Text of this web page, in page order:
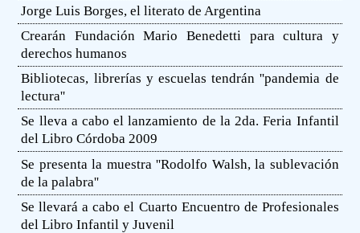
Jorge Luis Borges, el literato de Argentina
Crearán Fundación Mario Benedetti para cultura y
derechos humanos
Bibliotecas, librerías y escuelas tendrán ''pandemia de
lectura''
Se lleva a cabo el lanzamiento de la 2da. Feria Infantil
del Libro Córdoba 2009
Se presenta la muestra ''Rodolfo Walsh, la sublevación
de la palabra''
Se llevará a cabo el Cuarto Encuentro de Profesionales
del Libro Infantil y Juvenil